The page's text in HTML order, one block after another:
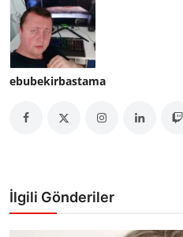
ebubekirbastama
İlgili Gönderiler